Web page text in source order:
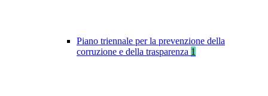
Piano triennale per la prevenzione della
corruzione e della trasparenza 1